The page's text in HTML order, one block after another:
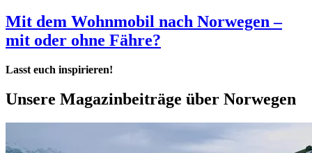
Mit dem Wohnmobil nach Norwegen –
mit oder ohne Fähre?
Lasst euch inspirieren!
Unsere Magazinbeiträge über Norwegen